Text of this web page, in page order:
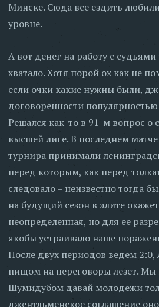
Минске. Сюда все ездить
уровне.
А вот денег на работу с судьями
хватало. Хотя порой ох как не
если очки какие нужны были,
договоренности популярностью
Решался как-то в 91-м вопрос о
высшей лиге. В последнем
турнира принимали
перед которым, как перед
следовало – неизвестно тогда
на будущий сезон в элите
неопределенная, но для ее
якобы устраивало наше
После двух периодов ведем
пищом на переговоры лезет.
Шумидубом давай молодежи
джентльменское соглашение